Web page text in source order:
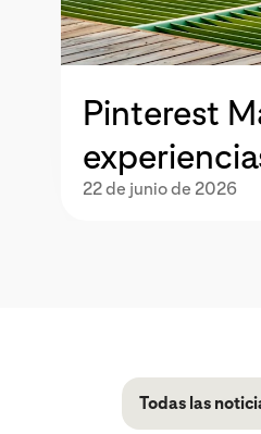
Pinterest
22 de junio de 2026
Todas las